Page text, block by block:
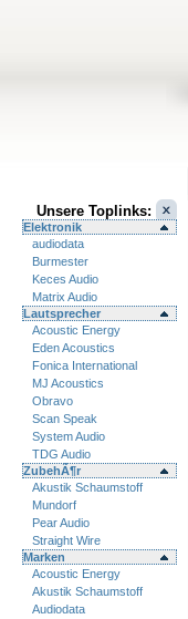
Unsere Toplinks:
Elektronik
audiodata
Burmester
Keces Audio
Matrix Audio
Lautsprecher
Acoustic Energy
Eden Acoustics
Fonica International
MJ Acoustics
Obravo
Scan Speak
System Audio
TDG Audio
ZubehÃ¶r
Akustik Schaumstoff
Mundorf
Pear Audio
Straight Wire
Marken
Acoustic Energy
Akustik Schaumstoff
Audiodata